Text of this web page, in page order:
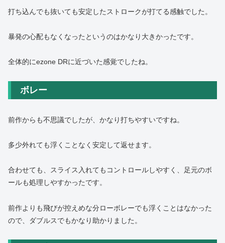
打ち込んでも抜いても安定したストロークが打てる感触でした。
暴発の心配もなくなったというのはかなり大きかったです。
全体的にezone DRに近づいた感覚でしたね。
ボレー
前作からも不思議でしたが、かなり打ちやすいですね。
多少外れても浮くことなく安定して返せます。
合わせても、スライス入れてもコントロールしやすく、足元のボ
ールも処理しやすかったです。
前作よりも飛びが控えめな分ローボレーでも浮くことはなかった
ので、ダブルスでもかなり助かりました。